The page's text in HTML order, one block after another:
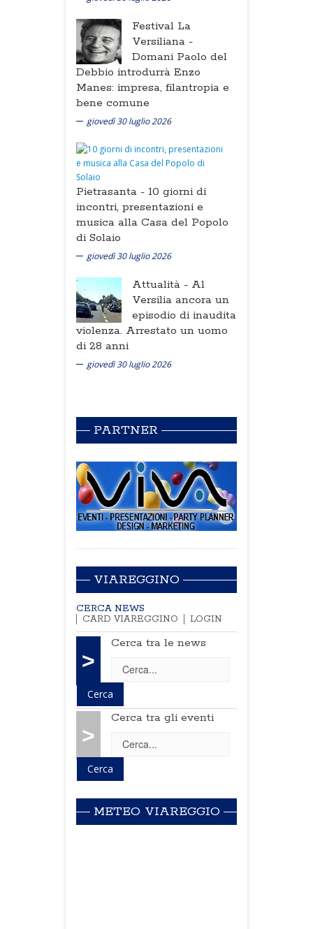
Festival La
Versiliana -
Domani Paolo del
Debbio introdurrà Enzo
Manes: impresa, filantropia e
bene comune
giovedì 30 luglio 2026
Pietrasanta - 10 giorni di
incontri, presentazioni e
musica alla Casa del Popolo
di Solaio
giovedì 30 luglio 2026
Attualità - Al
Versilia ancora un
episodio di inaudita
violenza. Arrestato un uomo
di 28 anni
giovedì 30 luglio 2026
PARTNER
VIAREGGINO
CERCA NEWS
CARD VIAREGGINO
LOGIN
>
Cerca tra le news
>
Cerca tra gli eventi
METEO VIAREGGIO